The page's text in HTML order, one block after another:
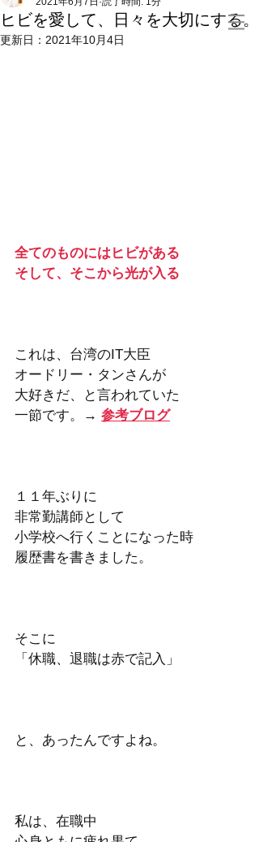
ヒビを愛して、日々を大切にする。
更新日： 2021年10月4日
全てのものにはヒビがある
そして、そこから光が入る
これは、台湾のIT大臣
オードリー・タンさんが
大好きだ、と言われていた
一節です。→ 参考ブログ
１１年ぶりに
非常勤講師として
小学校へ行くことになった時
履歴書を書きました。
そこに
「休職、退職は赤で記入」
と、あったんですよね。
私は、在職中